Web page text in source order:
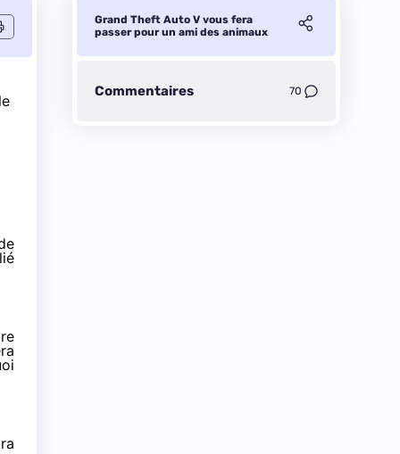
Grand Theft Auto V vous fera
passer pour un ami des animaux
Commentaires 70